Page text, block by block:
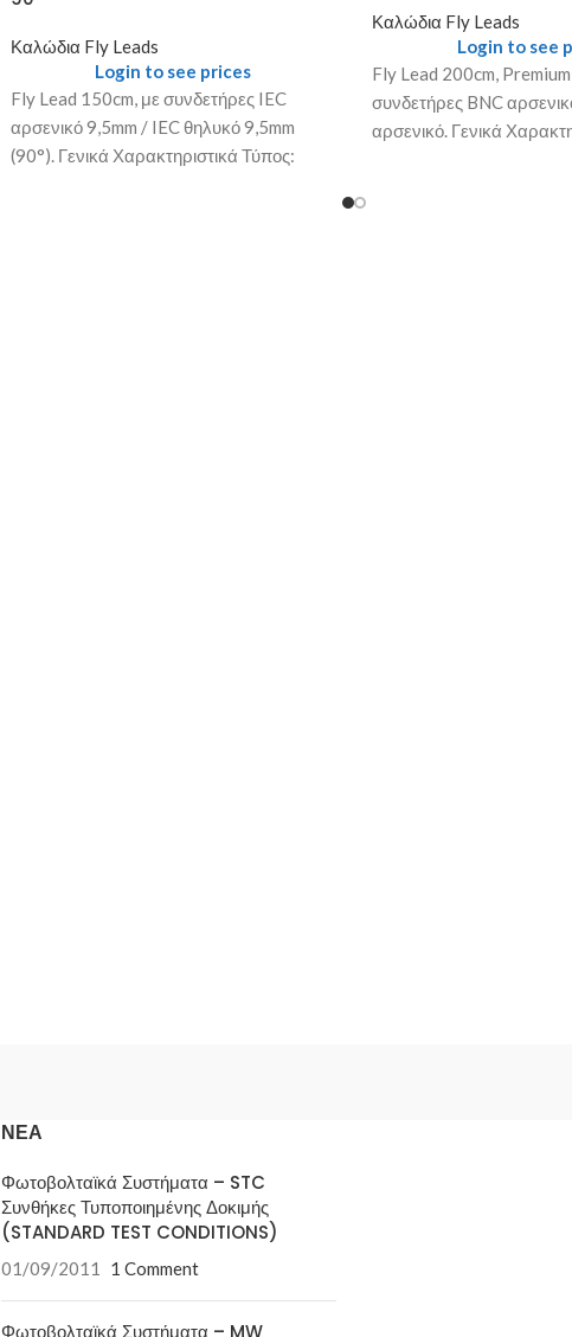
Καλώδια Fly Leads
Login to see prices
Fly Lead 150cm, με συνδετήρες IEC
αρσενικό 9,5mm / IEC θηλυκό 9,5mm
(90°). Γενικά Χαρακτηριστικά Τύπος:
Καλώδια Fly Leads
Login to see
Fly Lead 200cm,
συνδετήρες BNC
αρσενικό. Γενικά
ΝΈΑ
Φωτοβολταϊκά Συστήματα – STC
Συνθήκες Τυποποιημένης Δοκιμής
(STANDARD TEST CONDITIONS)
01/09/2011 1 Comment
Φωτοβολταϊκά Συστήματα – MW